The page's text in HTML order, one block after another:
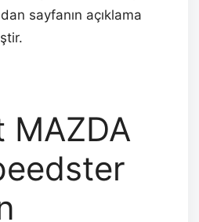
sayfanın açıklama
MAZDA